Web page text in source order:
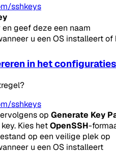
sshkeys
geef deze een naam
u een OS installeert
in het
sshkeys
op Generate Key
Kies hetOpenSSH-
op een veilige plek op
u een OS installeert